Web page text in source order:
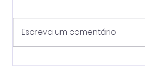
Caraguá Segura impede
Escreva um comentário